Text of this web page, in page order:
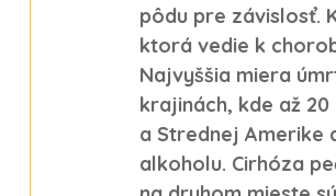
pôdu pre závislosť.
ktorá vedie k
Najvyššia miera
krajinách, kde až 20
a Strednej Amerike
alkoholu. Cirhóza